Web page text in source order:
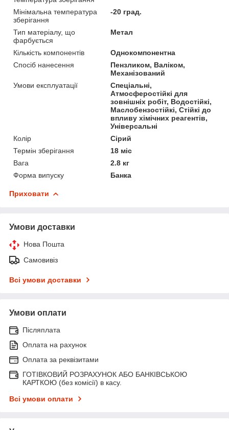
Мінімальна температура
зберігання
-20 град.
Тип матеріалу, що
фарбується
Метал
Кількість компонентів
Однокомпонентна
Спосіб нанесення
Пензликом, Валіком,
Механізований
Умови експлуатації
Спеціальні,
Атмосферостійкі для
зовнішніх робіт, Водостійкі,
Маслобензостійкі, Стійкі до
впливу хімічних реагентів,
Універсальні
Колір
Сірий
Термін зберігання
18 міс
Вага
2.8 кг
Форма випуску
Банка
Приховати
Умови доставки
Нова Пошта
Самовивіз
Всі умови доставки
Умови оплати
Післяплата
Оплата на рахунок
Оплата за реквізитами
ГОТІВКОВИЙ РОЗРАХУНОК АБО БАНКІВСЬКОЮ
КАРТКОЮ (без комісії) в касу.
Всі умови оплати